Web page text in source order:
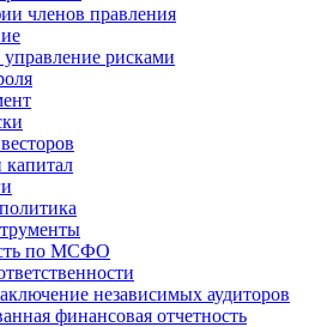
членов правления
рисками
по МСФО
независимых аудиторов
финансовая отчетность